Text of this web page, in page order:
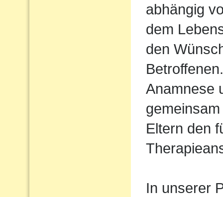
abhängig
dem
den
Anamnese
Eltern den
In unserer